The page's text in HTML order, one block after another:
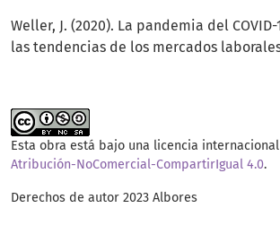
Weller, J. (2020). La pandemia del
las tendencias de los mercados laborales.
Esta obra está bajo una licencia internacional
Atribución-NoComercial-CompartirIgual 4.0.
Derechos de autor 2023 Albores